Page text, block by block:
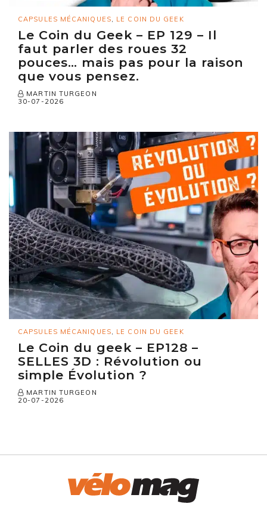
CAPSULES MÉCANIQUES, LE COIN DU GEEK
Le Coin du Geek – EP 129 – Il
faut parler des roues 32
pouces… mais pas pour la raison
que vous pensez.
MARTIN TURGEON
30-07-2026
CAPSULES MÉCANIQUES, LE COIN DU GEEK
Le Coin du geek – EP128 –
SELLES 3D : Révolution ou
simple Évolution ?
MARTIN TURGEON
20-07-2026